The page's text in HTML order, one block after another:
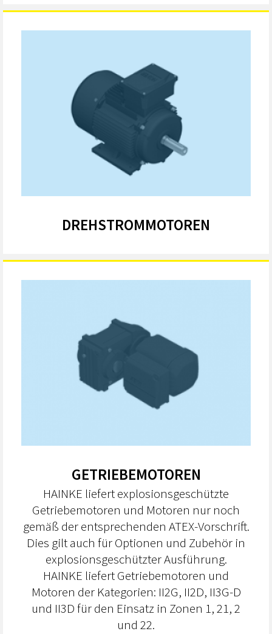
DREHSTROMMOTOREN
GETRIEBEMOTOREN
HAINKE liefert explosionsgeschützte
Getriebemotoren und Motoren nur noch
gemäß der entsprechenden ATEX-Vorschrift.
Dies gilt auch für Optionen und Zubehör in
explosionsgeschützter Ausführung.
HAINKE liefert Getriebemotoren und
Motoren der Kategorien: II2G, II2D, II3G-D
und II3D für den Einsatz in Zonen 1, 21, 2
und 22.